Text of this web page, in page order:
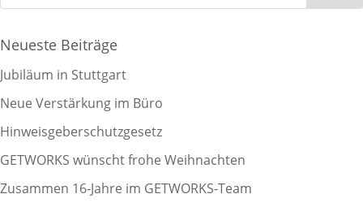
Neueste Beiträge
Jubiläum in Stuttgart
Neue Verstärkung im Büro
Hinweisgeberschutzgesetz
GETWORKS wünscht frohe Weihnachten
Zusammen 16-Jahre im GETWORKS-Team